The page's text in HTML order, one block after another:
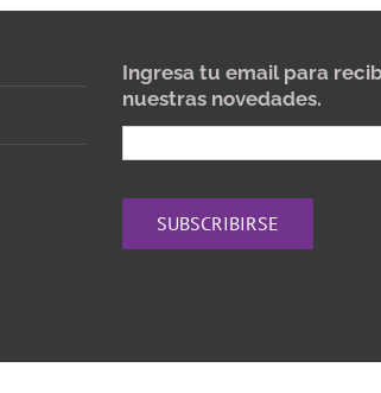
Ingresa tu email para
nuestras novedades.